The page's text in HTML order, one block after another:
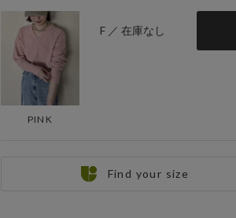
PINK
F ／ 在庫なし
Find your size